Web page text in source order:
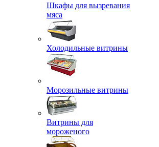
Шкафы для вызревания
мяса
Холодильные витрины
Морозильные витрины
Витрины для
мороженого